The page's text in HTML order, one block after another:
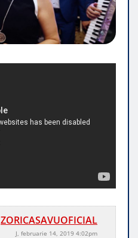
ZORICASAVUOFICIAL
J, februarie 14, 2019 4:02pm